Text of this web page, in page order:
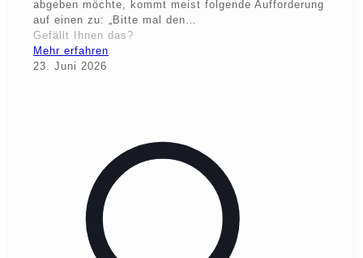
abgeben möchte, kommt meist folgende Aufforderung
auf einen zu: „Bitte mal den…
Gefällt Ihnen das?
Mehr erfahren
23. Juni 2026